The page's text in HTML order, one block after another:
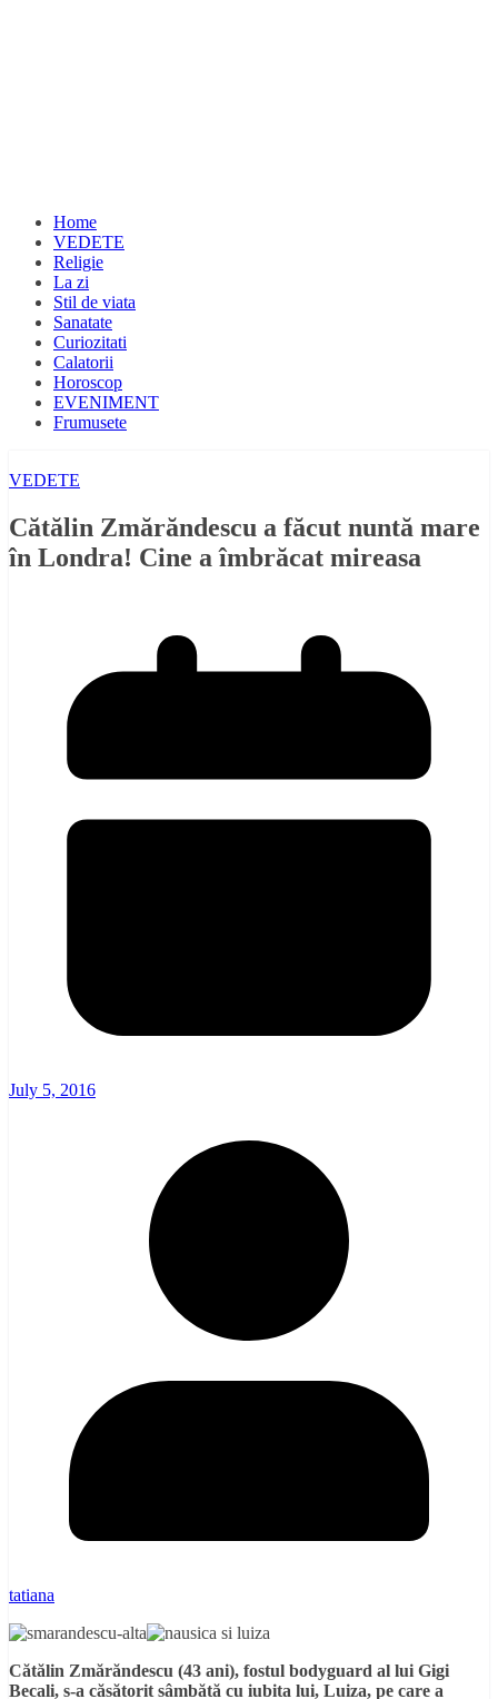
Home
VEDETE
Religie
La zi
Stil de viata
Sanatate
Curiozitati
Calatorii
Horoscop
EVENIMENT
Frumusete
VEDETE
Cătălin Zmărăndescu a făcut nuntă mare
în Londra! Cine a îmbrăcat mireasa
July 5, 2016
tatiana
Cătălin Zmărăndescu (43 ani), fostul bodyguard al lui Gigi
Becali, s-a căsătorit sâmbătă cu iubita lui, Luiza, pe care a